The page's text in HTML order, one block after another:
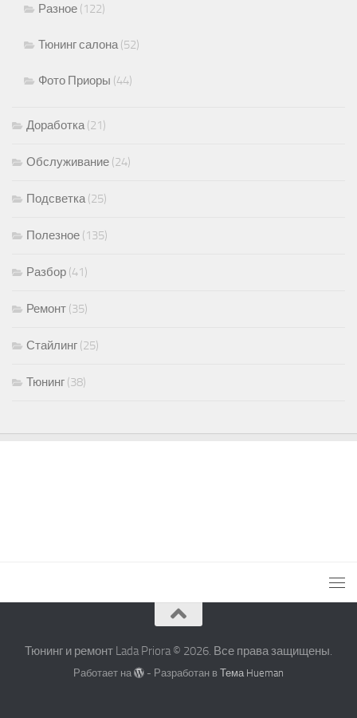
Разное (122)
Тюнинг салона (52)
Фото Приоры (44)
Доработка (21)
Обслуживание (24)
Подсветка (25)
Полезное (135)
Разбор (41)
Ремонт (35)
Стайлинг (25)
Тюнинг (38)
Тюнинг и ремонт Lada Priora © 2026. Все права защищены.
Работает на - Разработан вТема Hueman